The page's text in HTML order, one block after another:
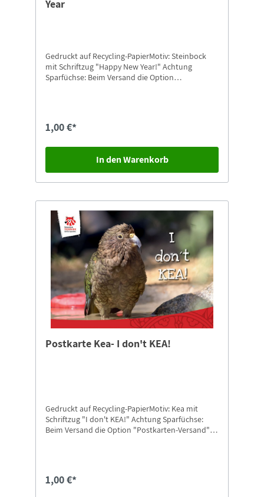
Year
Gedruckt auf Recycling-PapierMotiv: Steinbock
mit Schriftzug "Happy New Year!" Achtung
Sparfüchse: Beim Versand die Option
1,00 €*
In den Warenkorb
Postkarte Kea- I don't KEA!
Gedruckt auf Recycling-PapierMotiv: Kea mit
Schriftzug "I don't KEA!" Achtung Sparfüchse:
Beim Versand die Option "Postkarten-Versand"
1,00 €*